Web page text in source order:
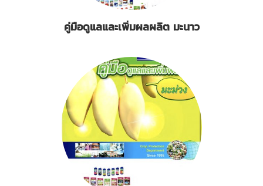
คู่มือดูแลและเพิ่มผลผลิต มะนาว